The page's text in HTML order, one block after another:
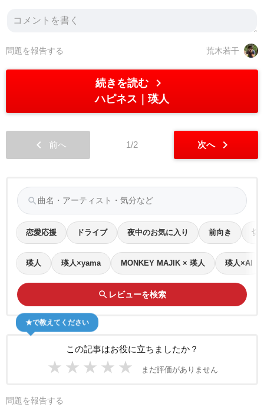
荒木若干
問題を報告する
続きを読む chevron_right
ハピネス 瑛人
chevron_left 前へ 1/2 次へ chevron_right
search
恋愛応援 ドライブ 夜中のお気に入り 前向き 切
瑛人 瑛人×yama MONKEY MAJIK × 瑛人 瑛人×AI
search レビューを検索
この記事はお役に立ちましたか？
★ ★ ★ ★ ★ まだ評価がありません
★で教えてください
問題を報告する